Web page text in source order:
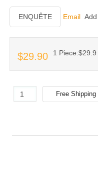
ENQUÊTE Email Add
$29.90 1